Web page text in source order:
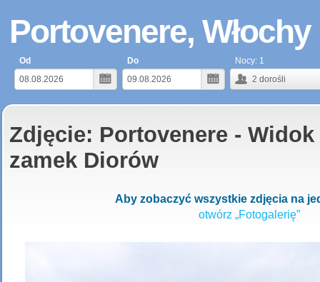
Portovenere, Włochy
Od
Do
2 dorośli
Nocy: 1
Zdjęcie: Portovenere -
zamek Diorów
Aby zobaczyć wszystkie zdjęcia na
otwórz „Fotogalerię”